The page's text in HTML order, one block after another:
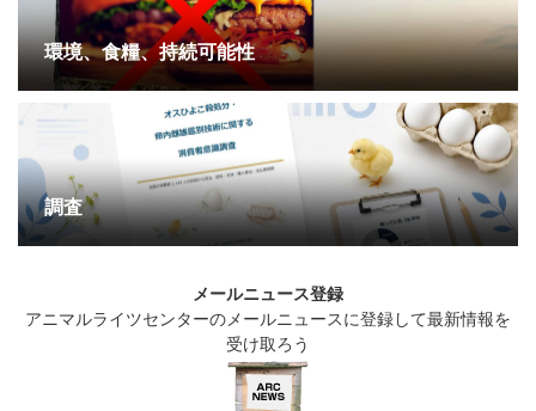
環境、食糧、持続可能性
調査
メールニュース登録
アニマルライツセンターのメールニュースに登録して最新情報を
受け取ろう